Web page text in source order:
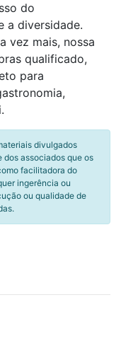
do
a diversidade.
vez mais, nossa
qualificado,
para
divulgados
dos associados que os
facilitadora do
ingerência ou
ou qualidade de